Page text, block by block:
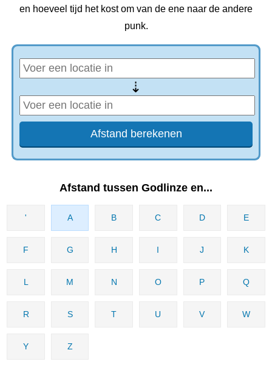
en hoeveel tijd het kost om van de ene naar de andere
punk.
⇢
Afstand tussen Godlinze en...
' A B C D E
F G H I J K
L M N O P Q
R S T U V W
Y Z